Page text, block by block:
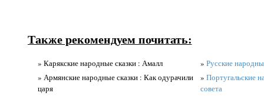
Также рекомендуем почитать:
» Карякские народные сказки : Амалл
» Армянские народные сказки : Как одурачили
царя
» Русские
» Португальские
совета